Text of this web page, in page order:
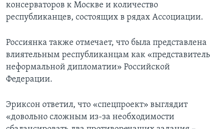
консерваторов к Москве и количество
республиканцев, состоящих в рядах Ассоциации.
Россиянка также отмечает, что была представлена
влиятельным республиканцам как «представитель
неформальной дипломатии» Российской
Федерации.
Эриксон ответил, что «спецпроект» выглядит
«довольно сложным из-за необходимости